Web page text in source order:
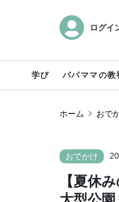
ログイ
学び パパママの教
ホーム おで
おでかけ
【夏休